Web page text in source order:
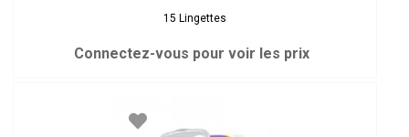
15 Lingettes
Connectez-vous pour voir les prix